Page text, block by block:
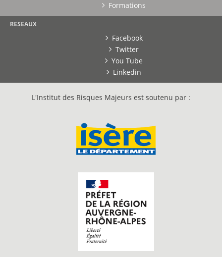
Formations
RESEAUX
Facebook
Twitter
You Tube
Linkedin
L'Institut des Risques Majeurs est soutenu par :